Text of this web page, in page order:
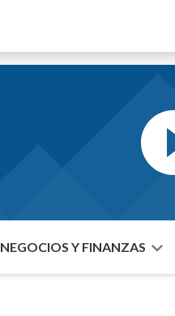
NEGOCIOS Y FINANZAS